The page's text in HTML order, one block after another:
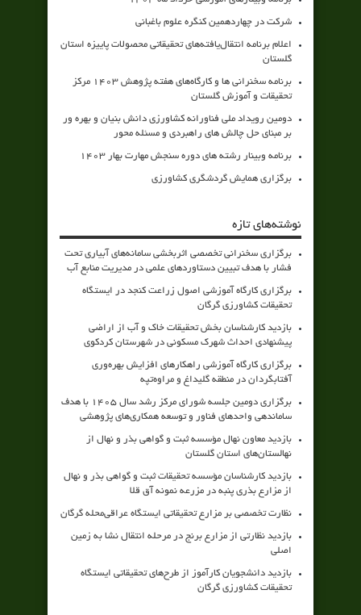
شرکت در چهاردهمین کنگره علوم باغبانی
اعلام برنامه انتقال‌یافته‌های تحقیقاتی محصولات پاییزه استان
گلستان
برنامه سخنرانی ها و کارگاه‌های هفته پژوهش 1403 مرکز
تحقیقات و آموزش گلستان
دومین رویداد ملی فناورانه کشاورزی دانش بنیان و بهره ور
بر مبنای حل چالش های راهبردی و مسئله محور
برنامه وبینار رشته های دوره سنجش مهارت بهار 1403
برگزاری همایش گردشگری کشاورزی
نوشته‌های تازه
برگزاری سخنرانی تخصصی اثربخشی سامانه‌های آبیاری تحت
فشار با هدف تبیین دستاوردهای علمی در مدیریت منابع آب
برگزاری کارگاه آموزشی اصول زراعت کنجد در ایستگاه
تحقیقات کشاورزی گرگان
بازدید کارشناسان بخش تحقیقات خاک و آب از اراضی
پیشنهادی احداث شهرک مسکونی در شهرستان کردکوی
برگزاری کارگاه آموزشی راهکارهای افزایش بهره‌وری
آفتابگردان در منطقه گلیداغ و مراوه‌تپه
برگزاری دومین جلسه شورای مرکز رشد سال ۱۴۰۵ با هدف
ساماندهی واحدهای فناور و توسعه همکاری‌های پژوهشی
بازدید معاون نهال مؤسسه ثبت و گواهی بذر و نهال از
نهالستان‌های استان گلستان
بازدید کارشناسان مؤسسه تحقیقات ثبت و گواهی بذر و نهال
از مزارع بذری پنبه در مزرعه نمونه آق قلا
نظارت تخصصی بر مزارع تحقیقاتی ایستگاه عراقی‌محله گرگان
بازدید نظارتی از مزارع برنج در مرحله انتقال نشا به زمین
اصلی
بازدید دانشجویان کارآموز از طرح‌های تحقیقاتی ایستگاه
تحقیقات کشاورزی گرگان